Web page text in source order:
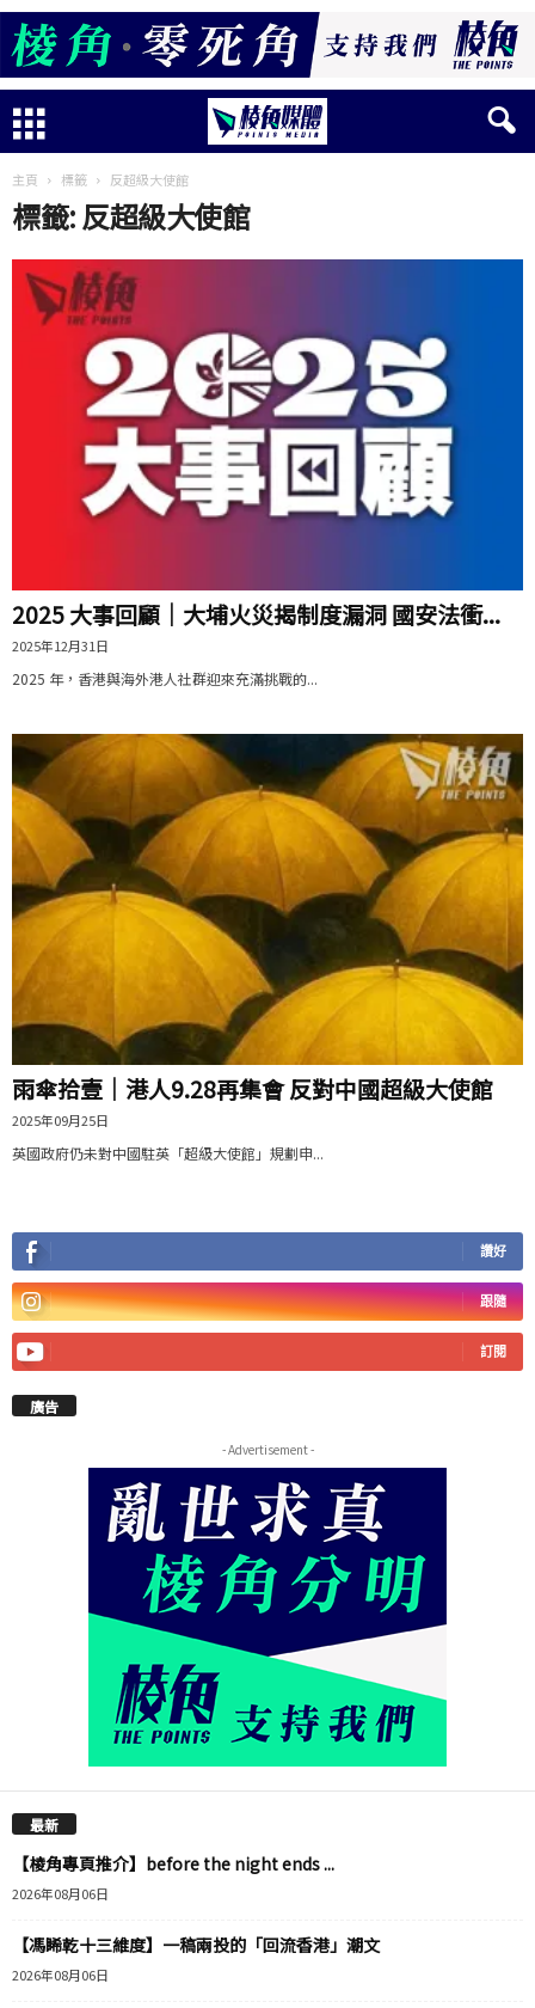
主頁 標籤 反超級大使館
標籤: 反超級大使館
2025 大事回顧｜大埔火災揭制度漏洞 國安法衝...
2025年12月31日
2025 年，香港與海外港人社群迎來充滿挑戰的...
雨傘拾壹｜港人9.28再集會 反對中國超級大使館
2025年09月25日
英國政府仍未對中國駐英「超級大使館」規劃申...
讚好
跟隨
訂閱
廣告
- Advertisement -
最新
【棱角專頁推介】before the night ends ...
2026年08月06日
【馮睎乾十三維度】一稿兩投的「回流香港」潮文
2026年08月06日